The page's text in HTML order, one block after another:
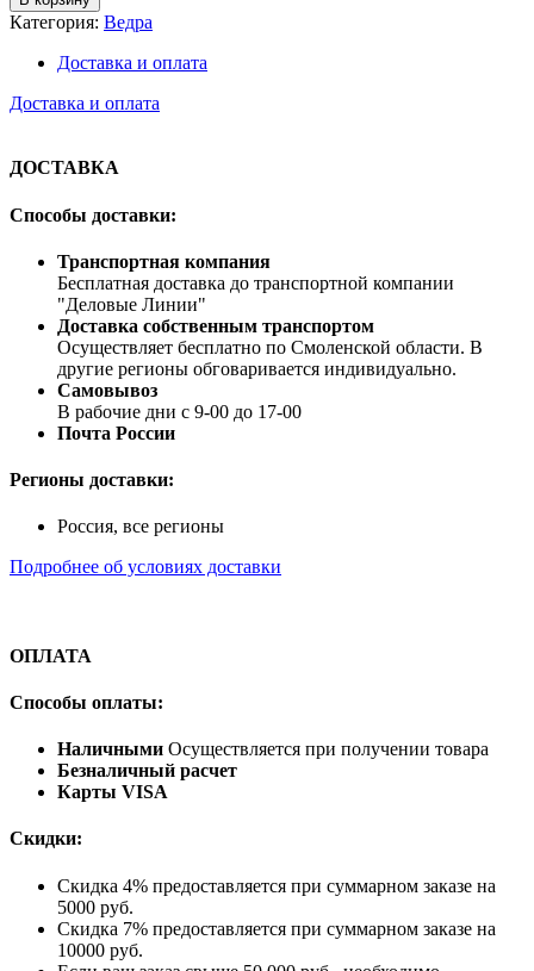
Категория: Ведра
Доставка и оплата
Доставка и оплата
ДОСТАВКА
Способы доставки:
Транспортная компания
Бесплатная доставка до транспортной компании
"Деловые Линии"
Доставка собственным транспортом
Осуществляет бесплатно по Смоленской области. В
другие регионы обговаривается индивидуально.
Самовывоз
В рабочие дни с 9-00 до 17-00
Почта России
Регионы доставки:
Россия, все регионы
Подробнее об условиях доставки
ОПЛАТА
Способы оплаты:
Наличными Осуществляется при получении товара
Безналичный расчет
Карты VISA
Скидки:
Скидка 4% предоставляется при суммарном заказе на
5000 руб.
Скидка 7% предоставляется при суммарном заказе на
10000 руб.